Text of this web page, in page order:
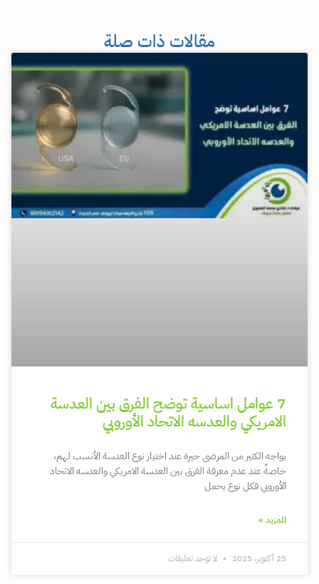
مقالات ذات صلة
7 عوامل اساسية توضح الفرق بين العدسة
الامريكي والعدسه الاتحاد الأوروبي
يواجه الكثير من المرضى حيرة عند اختيار نوع العدسة الأنسب لهم،
خاصةً عند عدم معرفة الفرق بين العدسة الامريكي والعدسه الاتحاد
الأوروبي فكل نوع يحمل
للمزيد »
25 أكتوبر، 2025 لا توجد تعليقات